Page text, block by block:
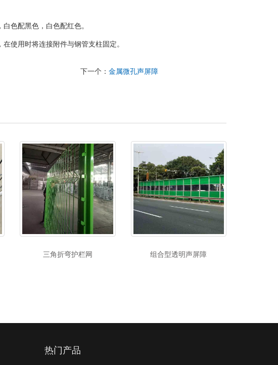
色配黑色，白色配红色。
使用时将连接附件与钢管支柱固定。
下一个：金属微孔声屏障
三角折弯护栏网 组合型透明声屏障
热门产品